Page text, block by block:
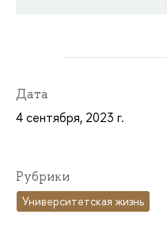
Дата
4 сентября, 2023 г.
Рубрики
Университетская жизнь